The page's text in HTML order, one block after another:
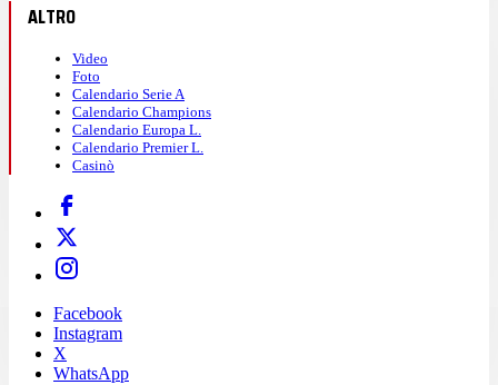
ALTRO
Video
Foto
Calendario Serie A
Calendario Champions
Calendario Europa L.
Calendario Premier L.
Casinò
Facebook
Instagram
X
WhatsApp